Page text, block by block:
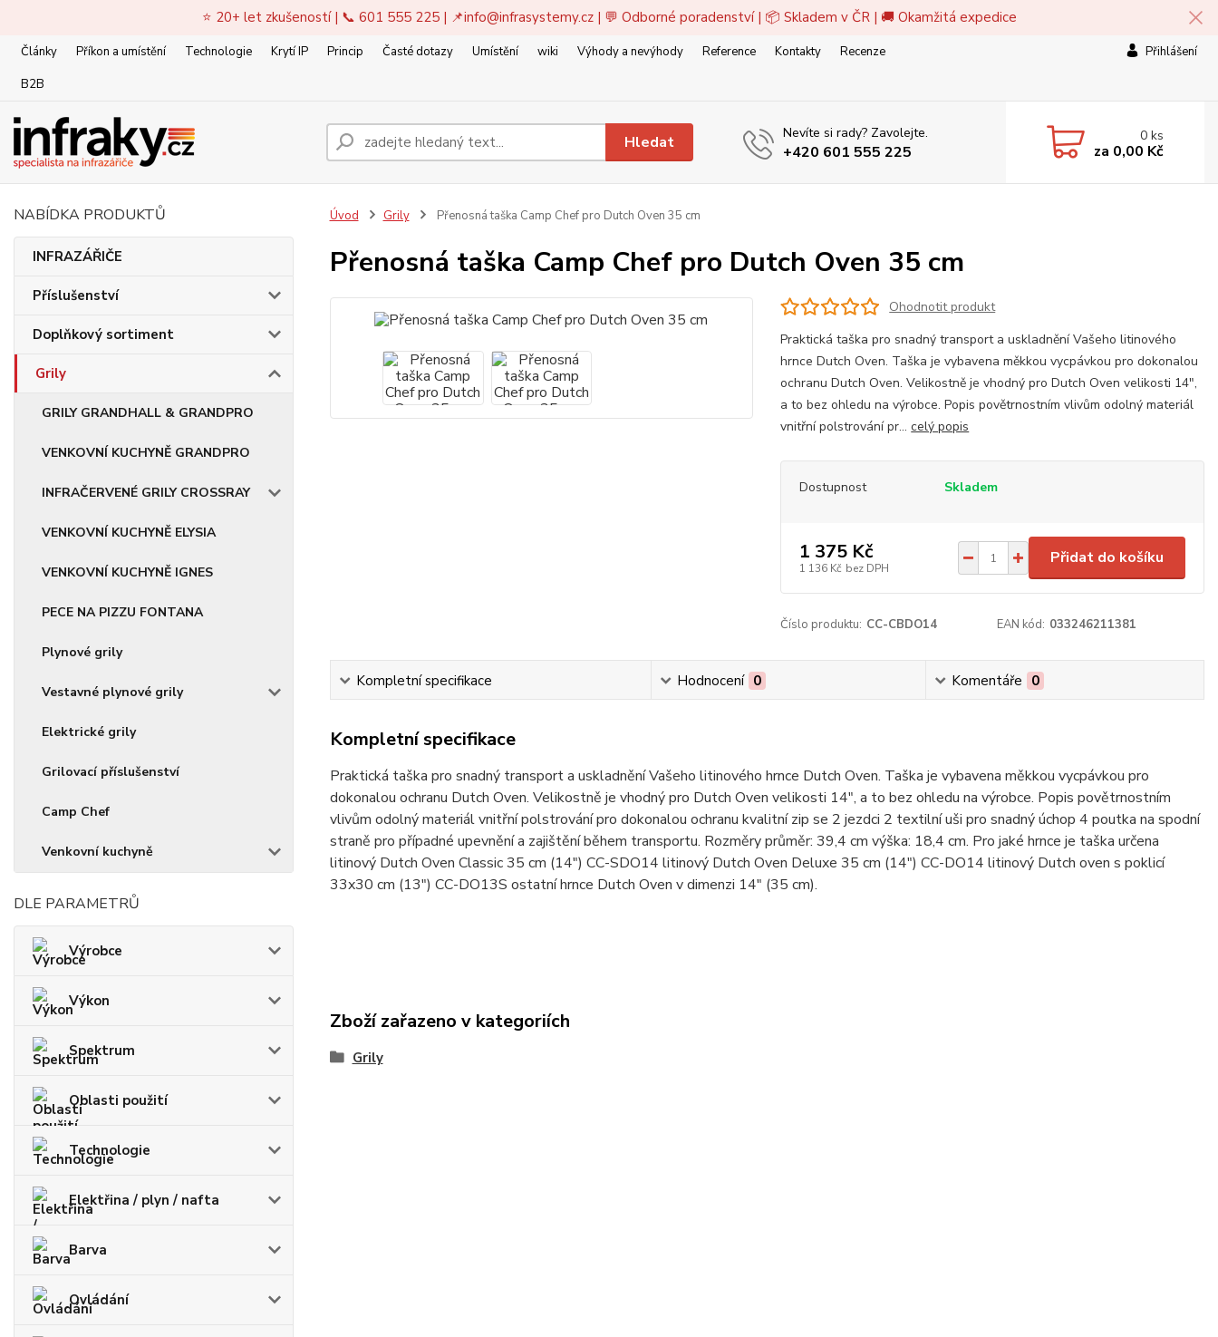
⭐ 20+ let zkušeností | 📞 601 555 225 | 📌info@infrasystemy.cz| 💬 Odborné poradenství | 📦 Skladem v ČR | 🚚 Okamžitá expedice
Články Příkon a umístění Technologie Krytí IP Princip Časté dotazy Umístění wiki Výhody a nevýhody Reference Kontakty
Recenze
B2B
Přihlášení
Hledat Nevíte si rady? Zavolejte.
+420 601 555 225
0 ks
za 0,00 Kč
NABÍDKA PRODUKTŮ
INFRAZÁŘIČE
Příslušenství
Doplňkový sortiment
Grily
GRILY GRANDHALL & GRANDPRO
VENKOVNÍ KUCHYNĚ GRANDPRO
INFRAČERVENÉ GRILY CROSSRAY
VENKOVNÍ KUCHYNĚ ELYSIA
VENKOVNÍ KUCHYNĚ IGNES
PECE NA PIZZU FONTANA
Plynové grily
Vestavné plynové grily
Elektrické grily
Grilovací příslušenství
Camp Chef
Venkovní kuchyně
DLE PARAMETRŮ
Výrobce
Výkon
Spektrum
Oblasti použití
Technologie
Elektřina / plyn / nafta
Barva
Ovládání
Úvod Grily Přenosná taška Camp Chef pro Dutch Oven 35 cm
Přenosná taška Camp Chef pro Dutch Oven 35 cm
Ohodnotit produkt
Praktická taška pro snadný transport a uskladnění Vašeho litinového
hrnce Dutch Oven. Taška je vybavena měkkou vycpávkou pro dokonalou
ochranu Dutch Oven. Velikostně je vhodný pro Dutch Oven velikosti 14",
a to bez ohledu na výrobce. Popis povětrnostním vlivům odolný materiál
vnitřní polstrování pr...celý popis
Dostupnost Skladem
1 375 Kč
1 136 Kč bez DPH
Přidat do košíku
Číslo produktu: CC-CBDO14 EAN kód: 033246211381
Kompletní specifikace Hodnocení 0 Komentáře 0
Kompletní specifikace
Praktická taška pro snadný transport a uskladnění Vašeho litinového hrnce Dutch Oven. Taška je vybavena měkkou vycpávkou pro
dokonalou ochranu Dutch Oven. Velikostně je vhodný pro Dutch Oven velikosti 14", a to bez ohledu na výrobce. Popis povětrnostním
vlivům odolný materiál vnitřní polstrování pro dokonalou ochranu kvalitní zip se 2 jezdci 2 textilní uši pro snadný úchop 4 poutka na spodní
straně pro případné upevnění a zajištění během transportu. Rozměry průměr: 39,4 cm výška: 18,4 cm. Pro jaké hrnce je taška určena
litinový Dutch Oven Classic 35 cm (14") CC-SDO14 litinový Dutch Oven Deluxe 35 cm (14") CC-DO14 litinový Dutch oven s poklicí
33x30 cm (13") CC-DO13S ostatní hrnce Dutch Oven v dimenzi 14" (35 cm).
Zboží zařazeno v kategoriích
Grily